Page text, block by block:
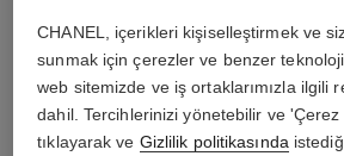
CHANEL, içerikleri kişiselleştirmek ve
sunmak için çerezler ve benzer
web sitemizde ve iş ortaklarımızla ilgili
dahil. Tercihlerinizi yönetebilir ve 'Çerez
tıklayarak ve Gizlilik politikasında